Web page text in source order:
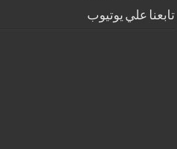
تابعنا علي يوتيوب